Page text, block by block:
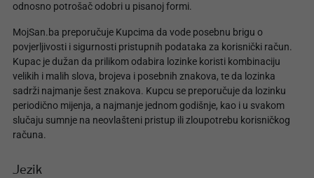
odnosno potrošač odobri u pisanoj formi.
MojSan.ba preporučuje Kupcima da vode posebnu brigu o
povjerljivosti i sigurnosti pristupnih podataka za korisnički račun.
Kupac je dužan da prilikom odabira lozinke koristi kombinaciju
velikih i malih slova, brojeva i posebnih znakova, te da lozinka
sadrži najmanje šest znakova. Kupcu se preporučuje da lozinku
periodično mijenja, a najmanje jednom godišnje, kao i u svakom
slučaju sumnje na neovlašteni pristup ili zloupotrebu korisničkog
računa.
Jezik